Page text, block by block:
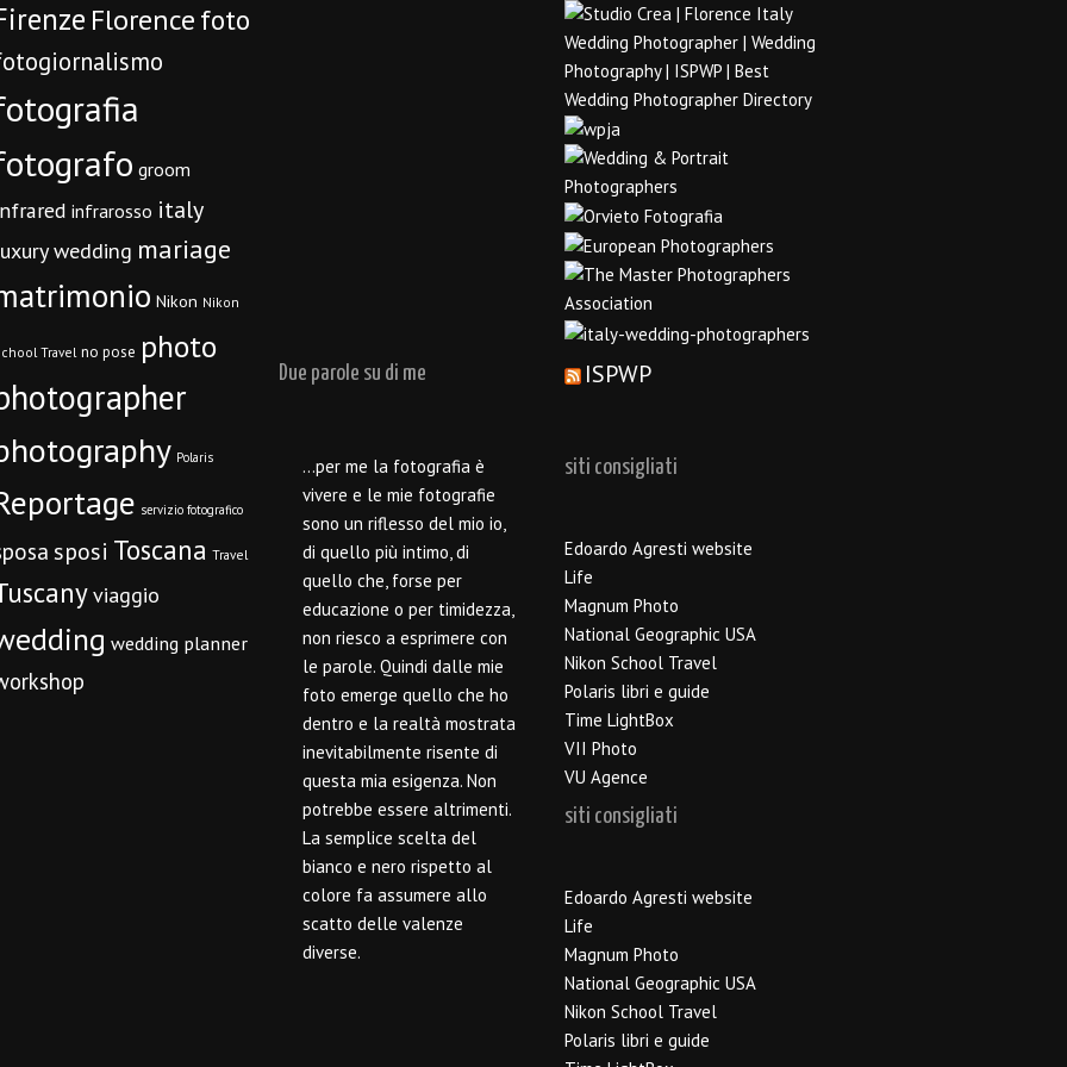
Florencefoto
groom
infrarosso italy
wedding mariage
Nikon Nikon
Travel no pose photo
Polaris
servizio fotografico
sposi Toscana Travel
viaggio
wedding planner
Due parole su di me
…per me la fotografia è
vivere e le mie fotografie
sono un riflesso del mio io,
di quello più intimo, di
quello che, forse per
educazione o per timidezza,
non riesco a esprimere con
le parole. Quindi dalle mie
foto emerge quello che ho
dentro e la realtà mostrata
inevitabilmente risente di
questa mia esigenza. Non
potrebbe essere altrimenti.
La semplice scelta del
bianco e nero rispetto al
colore fa assumere allo
scatto delle valenze
diverse.
ISPWP
siti consigliati
Edoardo Agresti website
Life
Magnum Photo
National Geographic USA
Nikon School Travel
Polaris libri e guide
Time LightBox
VII Photo
VU Agence
siti consigliati
Edoardo Agresti website
Life
Magnum Photo
National Geographic USA
Nikon School Travel
Polaris libri e guide